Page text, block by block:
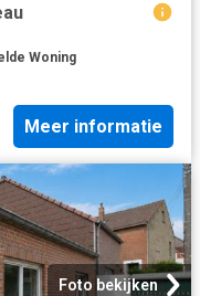
Woning
Meer informatie
Foto bekijken